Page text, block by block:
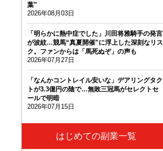
葉”
2026年08月03日
「明らかに熱中症でした」川田将雅騎手の発言
が波紋…競馬“真夏開催”に浮上した深刻なリス
ク。ファンからは「馬死ぬぞ」の声も
2026年07月27日
「なんかコントレイル安いな」デアリングタク
トが3.3億円の陰で…無敗三冠馬がセレクトセ
ールで明暗
2026年07月15日
はじめての副業一覧